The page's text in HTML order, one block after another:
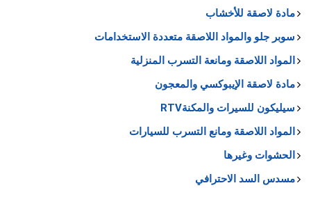
مادة لاصقة للأخشاب
سوبر جلو والمواد اللاصقة متعددة الاستخدامات
المواد اللاصقة ومانعة التسرب المنزلية
مادة لاصقة الإيبوكسي والمعجون
سيليكون للسيرات والمكنةRTV
المواد اللاصقة ومانع التسرب للسيارات
الحشوات وغيرها
مسدس السد الاحترافي